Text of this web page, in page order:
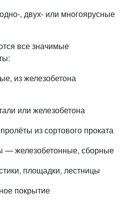
, двух- или многоярусные
все значимые
из железобетона
или железобетона
из сортового проката
— железобетонные, сборные
площадки, лестницы
покрытие